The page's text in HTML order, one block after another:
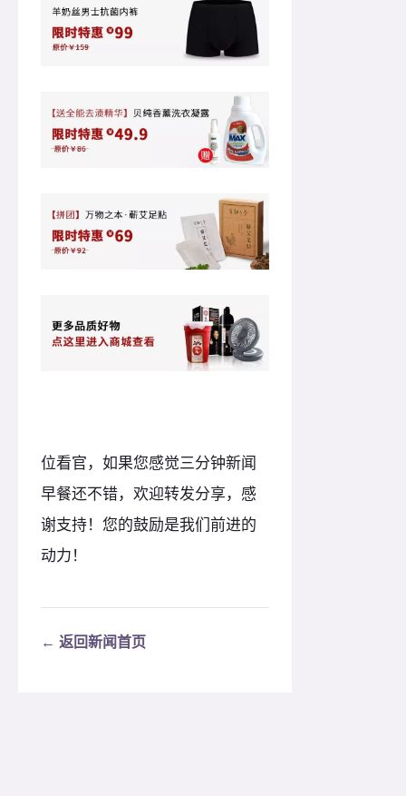
位看官，如果您感觉三分钟新闻
早餐还不错，欢迎转发分享，感
谢支持！您的鼓励是我们前进的
动力！
← 返回新闻首页